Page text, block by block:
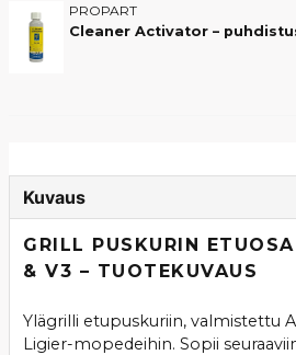
PROPART
Kuvaus
GRILL PUSKURIN
& V3 – TUOTEKUVAUS
Ylägrilli etupuskuriin, valmistettu
Ligier-mopedeihin. Sopii